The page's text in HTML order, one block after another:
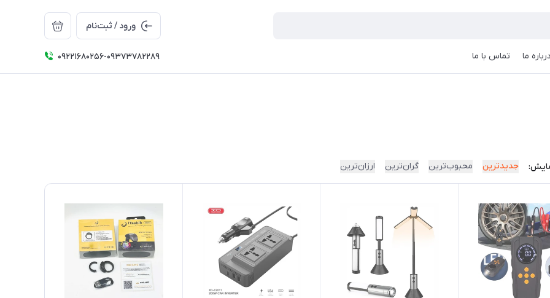
ورود / ثبت‌نام
درباره ما تماس با ما 09221680256-09373782289
جدیدترین محبوب‌ترین گران‌ترین ارزان‌ترین